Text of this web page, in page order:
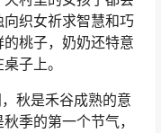
织女祈求智慧和巧
桃子，奶奶还特意
子上。
秋是禾谷成熟的意
季的第一个节气，